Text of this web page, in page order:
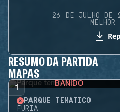
26 DE JULHO
RESUMO DA PARTIDA
MAPAS
1 BANIDO
PARQUE TEMÁTICO
FURIA